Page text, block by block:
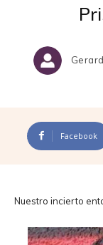
Facebook
Nuestro incierto